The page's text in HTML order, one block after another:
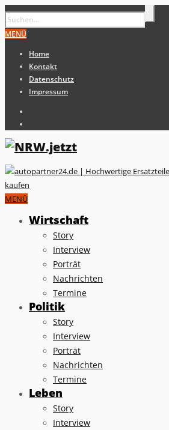
MENÜ
Home
Kontakt
Datenschutz
Impressum
MENÜ
Wirtschaft
Story
Interview
Porträt
Nachrichten
Termine
Politik
Story
Interview
Porträt
Nachrichten
Termine
Leben
Story
Interview